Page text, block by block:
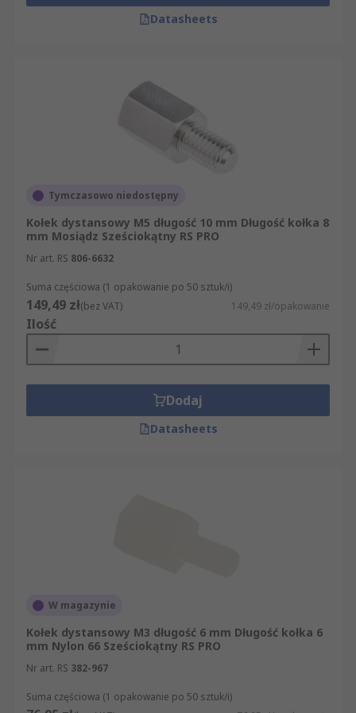
jak nikiel czy cynk, które dodatkowo zwiększają
odporność na korozję w środowiskach o większej
zestawy elementów
uchwyty dystansowe
Na co zwrócić uwagę przy wyborze tulei
Dobór tulei dystansowej wymaga zestawienia
kilku parametrów, tak aby element pasował do
otworów montażowych i zapewnił odpowiednią
wytrzymałość połączenia.
Zwróć zatem uwagę na:
rodzaj tulei (żeńsko-żeńska, żeńsko-męska,
męsko-męska),
długość całkowita i długość kołka
montażowego,
tuleja ma przewodzić prąd, czy izolować
elementy elektrycznie – materiały metalowe
utrzymują przewodność obwodu i odprowadzają
ciepło, natomiast tworzywa takie jak nylon
Datasheets
Tymczasowo niedostępny
Kołek dystansowy M5 długość 10 mm Długość kołka 8
mm Mosiądz Sześciokątny RS PRO
Nr art. RS 806-6632
Suma częściowa (1 opakowanie po 50 sztuk/i)
149,49 zł(bez VAT) 149,49 zł/opakowanie
Ilość
Dodaj
Datasheets
W magazynie
Kołek dystansowy M3 długość 6 mm Długość kołka 6
mm Nylon 66 Sześciokątny RS PRO
Nr art. RS 382-967
Suma częściowa (1 opakowanie po 50 sztuk/i)